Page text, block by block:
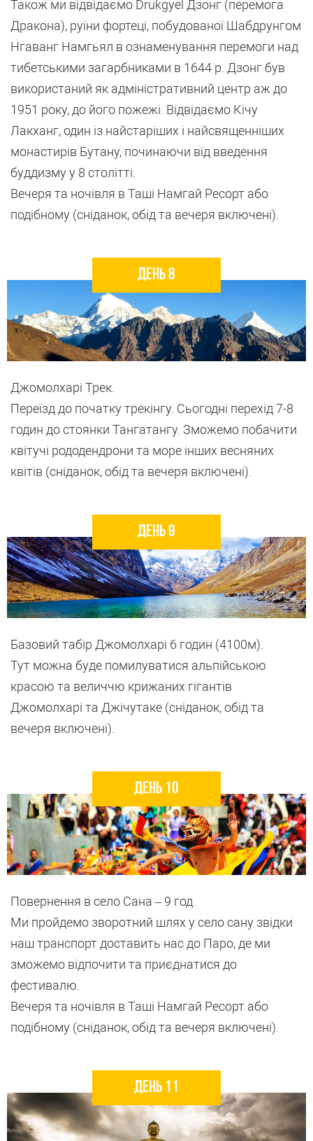
Також ми відвідаємо Drukgyel Дзонг (перемога
Дракона), руїни фортеці, побудованої Шабдрунгом
Нгаванг Намгьял в ознаменування перемоги над
тибетськими загарбниками в 1644 р. Дзонг був
використаний як адміністративний центр аж до
1951 року, до його пожежі. Відвідаємо Кічу
Лакханг, один із найстаріших і найсвященніших
монастирів Бутану, починаючи від введення
буддизму у 8 столітті.
Вечеря та ночівля в Таші Намгай Ресорт або
подібному (сніданок, обід та вечеря включені).
День 8
Джомолхарі Трек.
Переїзд до початку трекінгу. Сьогодні перехід 7-8
годин до стоянки Тангатангу. Зможемо побачити
квітучі рододендрони та море інших весняних
квітів (сніданок, обід та вечеря включені).
День 9
Базовий табір Джомолхарі 6 годин (4100м).
Тут можна буде помилуватися альпійською
красою та величчю крижаних гігантів
Джомолхарі та Джічутаке (сніданок, обід та
вечеря включені).
День 10
Повернення в село Сана – 9 год.
Ми пройдемо зворотний шлях у село сану звідки
наш транспорт доставить нас до Паро, де ми
зможемо відпочити та приєднатися до
фестивалю.
Вечеря та ночівля в Таші Намгай Ресорт або
подібному (сніданок, обід та вечеря включені).
День 11